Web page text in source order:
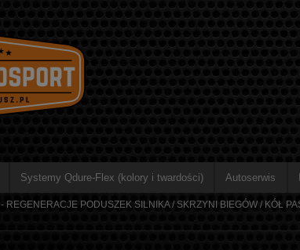
Systemy Qdure-Flex (kolory i twardości) Autoserwis
- REGENERACJE PODUSZEK SILNIKA / SKRZYNI BIEGÓW / KÓŁ